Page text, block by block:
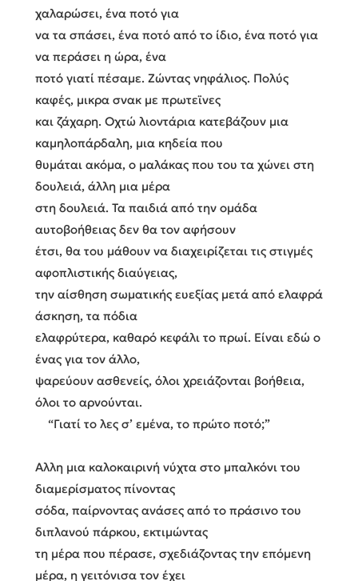
χαλαρώσει, ένα ποτό για
να τα σπάσει, ένα ποτό από το ίδιο, ένα ποτό για
να περάσει η ώρα, ένα
ποτό γιατί πέσαμε. Ζώντας νηφάλιος. Πολύς
καφές, μικρα σνακ με πρωτεϊνες
και ζάχαρη. Οχτώ λιοντάρια κατεβάζουν μια
καμηλοπάρδαλη, μια κηδεία που
θυμάται ακόμα, ο μαλάκας που του τα χώνει στη
δουλειά, άλλη μια μέρα
στη δουλειά. Τα παιδιά από την ομάδα
αυτοβοήθειας δεν θα τον αφήσουν
έτσι, θα του μάθουν να διαχειρίζεται τις στιγμές
αφοπλιστικής διαύγειας,
την αίσθηση σωματικής ευεξίας μετά από ελαφρά
άσκηση, τα πόδια
ελαφρύτερα, καθαρό κεφάλι το πρωί. Είναι εδώ ο
ένας για τον άλλο,
ψαρεύουν ασθενείς, όλοι χρειάζονται βοήθεια,
όλοι το αρνούνται.
“Γιατί το λες σ’ εμένα, το πρώτο ποτό;”
Αλλη μια καλοκαιρινή νύχτα στο μπαλκόνι του
διαμερίσματος πίνοντας
σόδα, παίρνοντας ανάσες από το πράσινο του
διπλανού πάρκου, εκτιμώντας
τη μέρα που πέρασε, σχεδιάζοντας την επόμενη
μέρα, η γειτόνισα τον έχει